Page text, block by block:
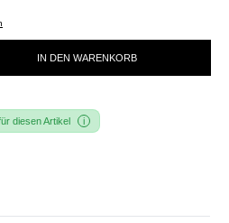
IN DEN WARENKORB
diesen Artikel